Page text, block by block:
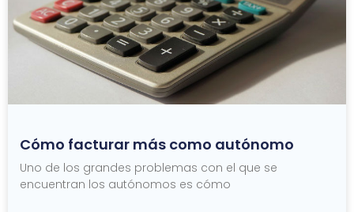
Cómo facturar más como autónomo
Uno de los grandes problemas con el que se
encuentran los autónomos es cómo